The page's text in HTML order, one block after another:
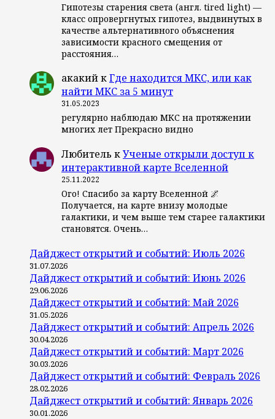
Гипотезы старения света (англ. tired light) —
класс опровергнутых гипотез, выдвинутых в
качестве альтернативного объяснения
зависимости красного смещения от
расстояния…
акакийкГде находится МКС, или как
найти МКС за 5 минут
31.05.2023
регулярно наблюдаю МКС на протяжении
многих лет Прекрасно видно
Любитель кУченые открыли доступ к
интерактивной карте Вселенной
25.11.2022
Ого! Спасибо за карту Вселенной 🌌
Получается, на карте внизу молодые
галактики, и чем выше тем старее галактики
становятся. Очень…
Дайджест открытий и событий: Июль 2026
31.07.2026
Дайджест открытий и событий: Июнь 2026
29.06.2026
Дайджест открытий и событий: Май 2026
31.05.2026
Дайджест открытий и событий: Апрель 2026
30.04.2026
Дайджест открытий и событий: Март 2026
30.03.2026
Дайджест открытий и событий: Февраль 2026
28.02.2026
Дайджест открытий и событий: Январь 2026
30.01.2026